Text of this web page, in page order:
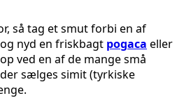
så tag et smut forbi en af
nyd en friskbagt pogaca eller
ved en af de mange små
sælges simit (tyrkiske